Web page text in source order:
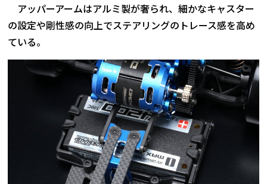
アッパーアームはアルミ製が奢られ、細かなキャスター
の設定や剛性感の向上でステアリングのトレース感を高め
ている。